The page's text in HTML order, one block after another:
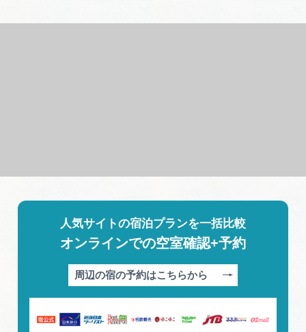
人気サイトの宿泊プランを一括比較
オンラインでの空室確認+予約
周辺の宿の予約はこちらから